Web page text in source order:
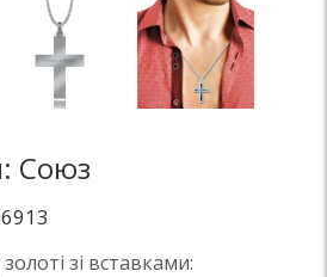
Союз
зі вставками: